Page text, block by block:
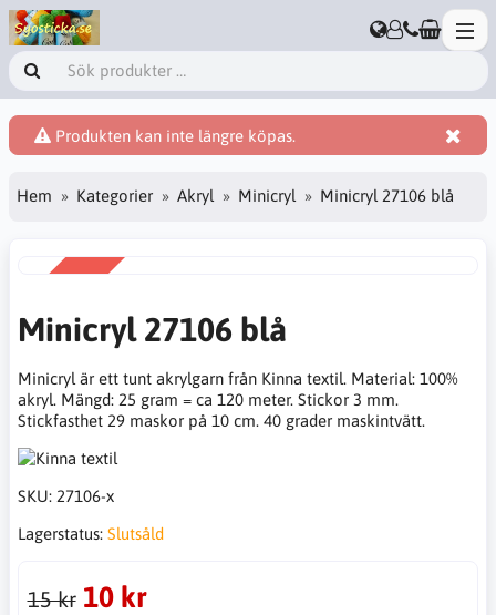
Produkten kan inte längre köpas.
Hem Kategorier Akryl Minicryl Minicryl 27106 blå
Minicryl 27106 blå
Minicryl är ett tunt akrylgarn från Kinna textil. Material: 100%
akryl. Mängd: 25 gram = ca 120 meter. Stickor 3 mm.
Stickfasthet 29 maskor på 10 cm. 40 grader maskintvätt.
SKU: 27106-x
Lagerstatus: Slutsåld
15 kr 10 kr